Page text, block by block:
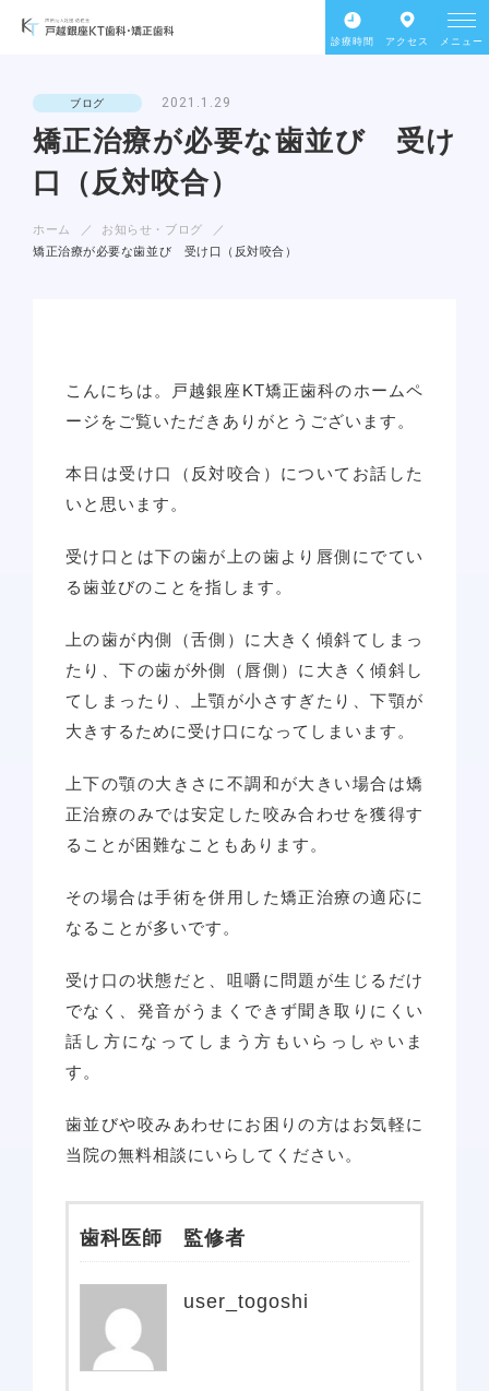
診療時間 アクセス メニュー
ブログ 2021.1.29
矯正治療が必要な歯並び 受け
口（反対咬合）
ホーム
お知らせ・ブログ
矯正治療が必要な歯並び 受け口（反対咬合）
こんにちは。戸越銀座KT矯正歯科のホームペ
ージをご覧いただきありがとうございます。
本日は受け口（反対咬合）についてお話した
いと思います。
受け口とは下の歯が上の歯より唇側にでてい
る歯並びのことを指します。
上の歯が内側（舌側）に大きく傾斜てしまっ
たり、下の歯が外側（唇側）に大きく傾斜し
てしまったり、上顎が小さすぎたり、下顎が
大きするために受け口になってしまいます。
上下の顎の大きさに不調和が大きい場合は矯
正治療のみでは安定した咬み合わせを獲得す
ることが困難なこともあります。
その場合は手術を併用した矯正治療の適応に
なることが多いです。
受け口の状態だと、咀嚼に問題が生じるだけ
でなく、発音がうまくできず聞き取りにくい
話し方になってしまう方もいらっしゃいま
す。
歯並びや咬みあわせにお困りの方はお気軽に
当院の無料相談にいらしてください。
歯科医師 監修者
user_togoshi